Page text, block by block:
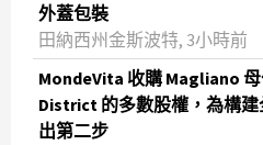
外蓋包裝
田納西州金斯波特, 3小時前
MondeVita 收購 Magliano
District 的多數股權，為構
出第二步